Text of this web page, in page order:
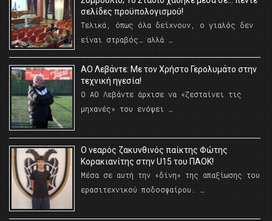
σελίδες προϋπολογισμού!
Τελικά, όπως όλα δείχνουν, ο γιαλός δεν
είναι στραβός… αλλά …
ΑΟ Λεβάντε: Με τον Χρήστο Γερολυμάτο στην
τεχνική ηγεσία!
Ο ΑΟ Λεβάντε άρχισε να «ζεσταίνει τις
μηχανές» του ενόψει …
O νεαρός ζακυνθινός παίκτης Φώτης
Κορακιανίτης στην U15 του ΠΑΟΚ!
Μέσα σε αυτή την «δίνη» της απαξίωσης του
ερασιτεχνικού ποδοσφαίρου. …